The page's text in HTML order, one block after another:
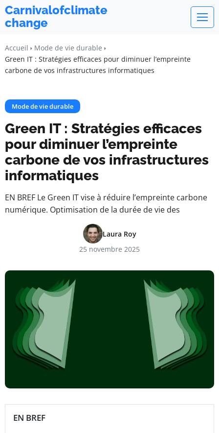
Carnivalofclimate
change
Accueil
Mode de vie durable
Green IT : Stratégies efficaces pour diminuer l’empreinte
carbone de vos infrastructures informatiques
Mode de vie durable
Green IT : Stratégies efficaces
pour diminuer l’empreinte
carbone de vos infrastructures
informatiques
EN BREF Le Green IT vise à réduire l’empreinte carbone
numérique. Optimisation de la durée de vie des
Laura Roy
25 novembre 2025
EN BREF